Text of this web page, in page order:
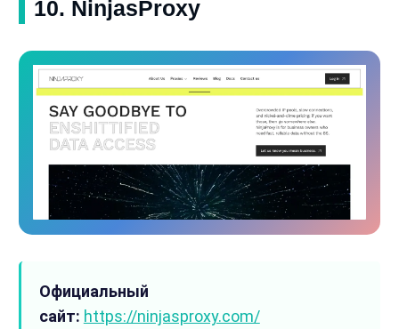
10. NinjasProxy
Официальный
сайт: https://ninjasproxy.com/